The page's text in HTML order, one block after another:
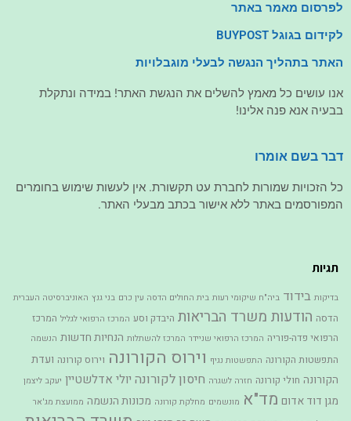
לפרסום מאמר באתר
לקידום בגוגל BUYPOST
האתר בתהליך הנגשה לבעלי מוגבלויות
אנו עושים כל מאמץ להשלים את הנגשת האתר! במידה ונתקלת
בבעיה אנא פנה אלינו!
דבר בשם אומרו
כל הזכויות שמורות לחברת עט תקשורת. אין לעשות שימוש בחומרים
המפורסמים באתר ללא אישור בכתב מבעלי האתר.
תגיות
בדיקות בידוד ביה"ח שיקומי רעות בית החולים הדסה עין כרם בני גנץ האוניברסיטה העברית
הדסה הודעות משרד הבריאות היבדק וסע המרכז הרפואי לגליל המרכז
הרפואי פדה-פוריה המרכז הרפואי שניידר המרכז להשתלות הנחיות חדשות הנשמה
התפשטות הקורונה התפשטות נגיף וירוס הקורונה וירוס קורונה ועדת
הקורונה חולי קורונה חזרה לשגרה חיסון לקורונה יולי אדלשטיין יעקב ליצמן
מגן דוד אדום מד"א מונשמים מחלקת קורונה מכונות הנשמה ממועצת מג'אר